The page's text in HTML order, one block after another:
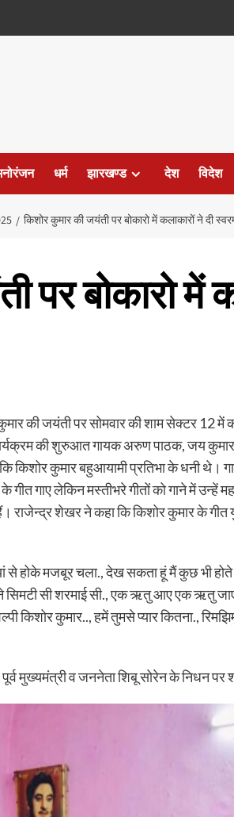
धर्म झारखण्ड देश विदेश
किशोर कुमार की जयंती पर बोकारो में कलाकारों ने दी
पर बोकारो में
की जयंती पर सोमवार की शाम सेक्टर 12
की शुरुआत गायक अरुण पाठक, जय कुमार,
किशोर कुमार बहुआयामी प्रतिभा के धनी थे।
गीत गाए लेकिन मस्तीभरे गीतों को गाने में
राजेन्द्र शेखर ने कहा कि किशोर कुमार के गीत
से होके मजबूर चला., देख सकता हूं मैं कुछ भी
सी शरमाई सी., एक ऋतु आए एक ऋतु
किशोर कुमार.., हमें तुमसे प्यार कितना.,
व जननेता शिबू सोरेन के निधन पर